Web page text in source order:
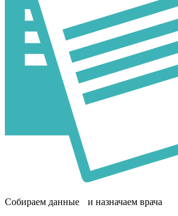
Собираем данные и назначаем врача